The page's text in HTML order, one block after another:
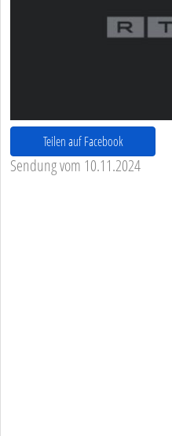
Teilen auf Facebook
Sendung vom 10.11.2024